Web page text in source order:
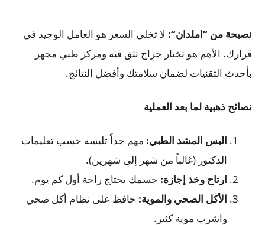
نصيحة من “املدان“: لا تخلي السعر هو العامل الوحيد في
قرارك. الأهم هو تختار جراح تثق فيه ومركز طبي مجهز
بأحدث التقنيات لضمان سلامتك وأفضل النتائج.
نصائح ذهبية لما بعد العملية
البس المشد الطبي: مهم جداً تلبسه حسب تعليمات
الدكتور (غالباً من شهر إلى شهرين).
ارتاح وخذ إجازة: جسمك يحتاج راحة أول كم يوم.
الأكل الصحي والموية: حافظ على نظام أكل صحي
واشرب موية كثير.